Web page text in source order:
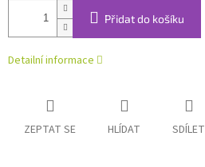
Přidat do košíku
Detailní informace
ZEPTAT SE HLÍDAT SDÍLET